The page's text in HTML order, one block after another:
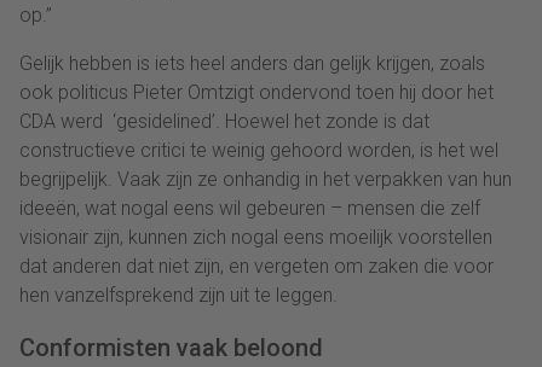
op.”
Gelijk hebben is iets heel anders dan gelijk krijgen, zoals
ook politicus Pieter Omtzigt ondervond toen hij door het
CDA werd ‘gesidelined’. Hoewel het zonde is dat
constructieve critici te weinig gehoord worden, is het wel
begrijpelijk. Vaak zijn ze onhandig in het verpakken van hun
ideeën, wat nogal eens wil gebeuren – mensen die zelf
visionair zijn, kunnen zich nogal eens moeilijk voorstellen
dat anderen dat niet zijn, en vergeten om zaken die voor
hen vanzelfsprekend zijn uit te leggen.
Conformisten vaak beloond